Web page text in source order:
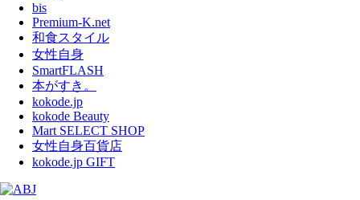
bis
Premium-K.net
和食スタイル
女性自身
SmartFLASH
本がすき。
kokode.jp
kokode Beauty
Mart SELECT SHOP
女性自身百貨店
kokode.jp GIFT